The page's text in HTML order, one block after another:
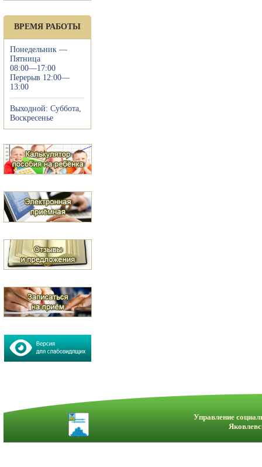
ВРЕМЯ РАБОТЫ
Понедельник —
Пятница
08:00—17:00
Перерыв 12:00—
13:00
Выходной: Суббота,
Воскресенье
Управление